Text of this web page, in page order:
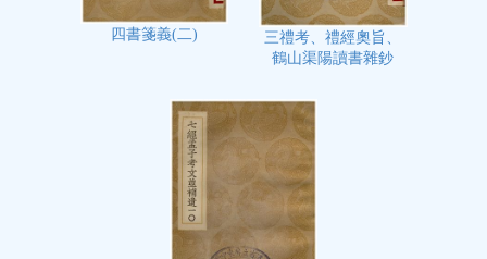
四書箋義(二)
三禮考、禮經奧旨、
鶴山渠陽讀書雜鈔